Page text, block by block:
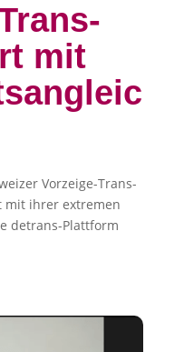
mit
Vorzeige-Trans-
mit ihrer extremen
detrans-Plattform